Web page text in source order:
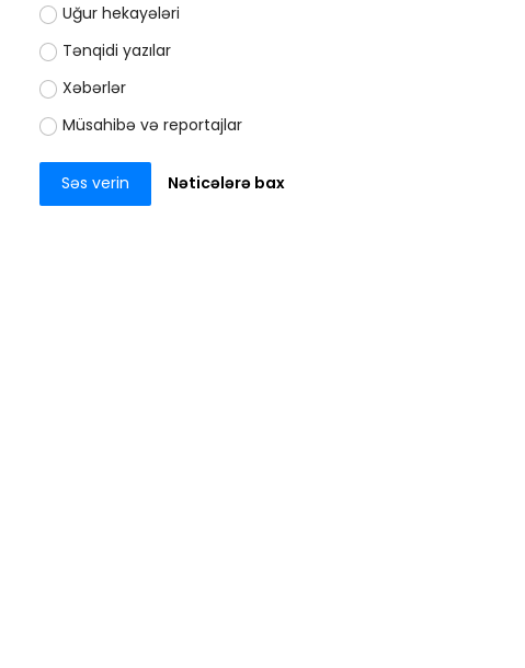
Uğur hekayələri
Tənqidi yazılar
Xəbərlər
Müsahibə və reportajlar
Səs verin Nəticələrə bax